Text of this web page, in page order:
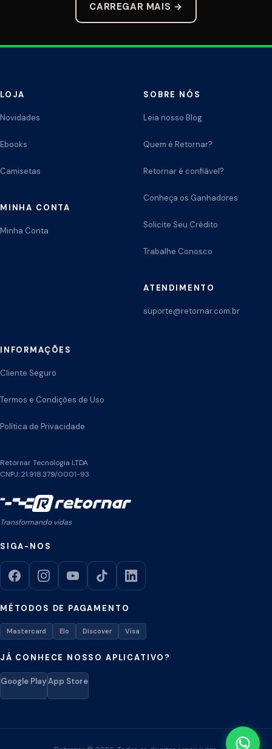
CARREGAR MAIS →
LOJA
Novidades
Ebooks
Camisetas
MINHA CONTA
Minha Conta
SOBRE NÓS
Leia nosso Blog
Quem é Retornar?
Retornar é confiável?
Conheça os Ganhadores
Solicite Seu Crédito
Trabalhe Conosco
ATENDIMENTO
suporte@retornar.com.br
INFORMAÇÕES
Cliente Seguro
Termos e Condições de Uso
Política de Privacidade
Retornar Tecnologia LTDA
CNPJ: 21.918.379/0001-93
Transformando vidas
SIGA-NOS
MÉTODOS DE PAGAMENTO
Mastercard Elo Discover Visa
JÁ CONHECE NOSSO APLICATIVO?
Google PlayApp Store